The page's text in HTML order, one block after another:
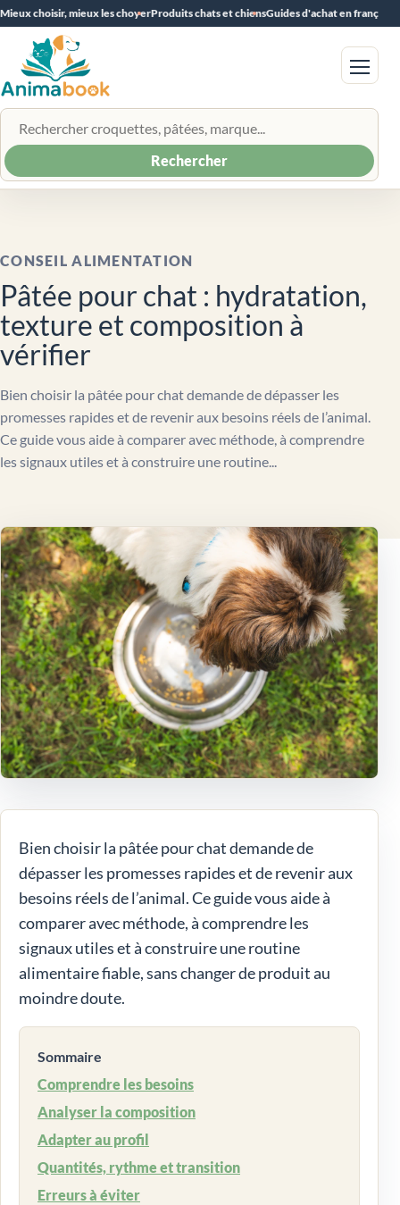
Mieux choisir, mieux les choyerProduits chats et chiensGuides d'achat en français
Rechercher un produit
Rechercher
Menu
CONSEIL ALIMENTATION
Pâtée pour chat : hydratation,
texture et composition à
vérifier
Bien choisir la pâtée pour chat demande de dépasser les
promesses rapides et de revenir aux besoins réels de l’animal.
Ce guide vous aide à comparer avec méthode, à comprendre
les signaux utiles et à construire une routine...
Bien choisir la pâtée pour chat demande de
dépasser les promesses rapides et de revenir aux
besoins réels de l’animal. Ce guide vous aide à
comparer avec méthode, à comprendre les
signaux utiles et à construire une routine
alimentaire fiable, sans changer de produit au
moindre doute.
Sommaire
Comprendre les besoins
Analyser la composition
Adapter au profil
Quantités, rythme et transition
Erreurs à éviter